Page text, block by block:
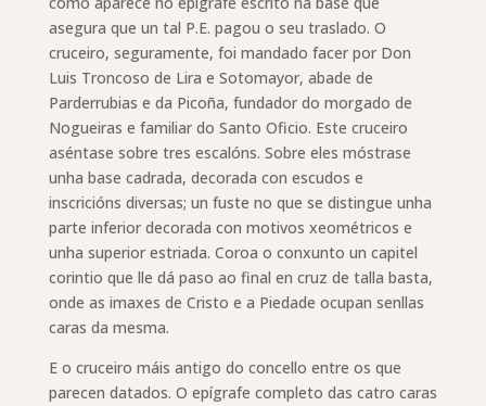
asegura que un tal P.E. pagou o seu traslado. O
cruceiro, seguramente, foi mandado facer por Don
Luis Troncoso de Lira e Sotomayor, abade de
Parderrubias e da Picoña, fundador do morgado de
Nogueiras e familiar do Santo Oficio. Este cruceiro
aséntase sobre tres escalóns. Sobre eles móstrase
unha base cadrada, decorada con escudos e
inscricións diversas; un fuste no que se distingue unha
parte inferior decorada con motivos xeométricos e
unha superior estriada. Coroa o conxunto un capitel
corintio que lle dá paso ao final en cruz de talla basta,
onde as imaxes de Cristo e a Piedade ocupan senllas
caras da mesma.
E o cruceiro máis antigo do concello entre os que
parecen datados. O epígrafe completo das catro caras